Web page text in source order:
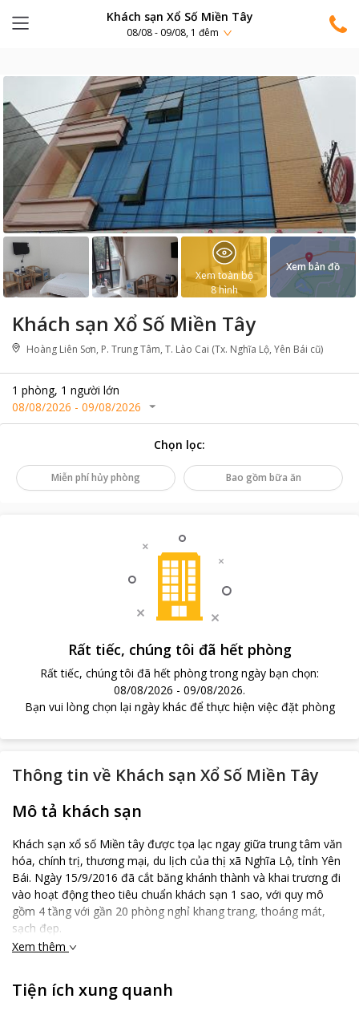
Khách sạn Xổ Số Miền Tây
08/08 - 09/08, 1 đêm
Khách sạn Xổ Số Miền Tây
Hoàng Liên Sơn, P. Trung Tâm, T. Lào Cai (Tx. Nghĩa Lộ, Yên Bái cũ)
1 phòng, 1 người lớn
08/08/2026 - 09/08/2026
Xem toàn bộ
8hình
Xem bản đồ
Chọn lọc:
Miễn phí hủy phòng Bao gồm bữa ăn
Rất tiếc, chúng tôi đã hết phòng
Rất tiếc, chúng tôi đã hết phòng trong ngày bạn chọn:
08/08/2026 - 09/08/2026.
Bạn vui lòng chọn lại ngày khác để thực hiện việc đặt phòng
Thông tin về Khách sạn Xổ Số Miền Tây
Mô tả khách sạn
Khách sạn xổ số Miền tây được tọa lạc ngay giữa trung tâm văn
hóa, chính trị, thương mại, du lịch của thị xã Nghĩa Lộ, tỉnh Yên
Bái. Ngày 15/9/2016 đã cắt băng khánh thành và khai trương đi
vào hoạt động theo tiêu chuẩn khách sạn 1 sao, với quy mô
gồm 4 tầng với gần 20 phòng nghỉ khang trang, thoáng mát,
sạch đẹp.
Khách sạn có các dịch vụ: Dịch vụ Wifi tốc độ cao miễn phí;
nghỉ; Phòng hội thảo, phòng họp, phòng ăn đầy đủ tiện nghi;
Sân đỗ xe rộng trong nhà đảm bảo an toàn cho tài sản của quý
Xem thêm
Tiện ích xung quanh